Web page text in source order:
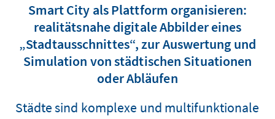
Smart City als Plattform organisieren:
realitätsnahe digitale Abbilder eines
„Stadtausschnittes“, zur Auswertung und
Simulation von städtischen Situationen
oder Abläufen
Städte sind komplexe und multifunktionale